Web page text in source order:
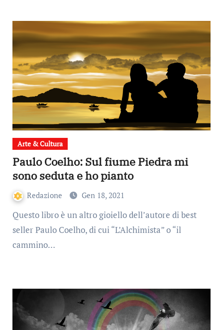
Arte & Cultura
Paulo Coelho: Sul fiume Piedra mi
sono seduta e ho pianto
Redazione Gen 18, 2021
Questo libro è un altro gioiello dell’autore di best
seller Paulo Coelho, di cui “L’Alchimista” o “il
cammino…